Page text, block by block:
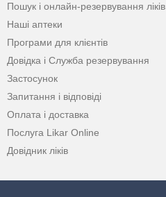
Пошук і онлайн-резервування ліків
Наші аптеки
Програми для клієнтів
Довідка і Служба резервування
Застосунок
Запитання і відповіді
Оплата і доставка
Послуга Likar Online
Довідник ліків